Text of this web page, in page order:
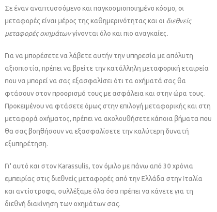
Σε έναν αναπτυσσόμενο και παγκοσμιοποιημένο κόσμο, οι
μεταφορές είναι μέρος της καθημερινότητας και οι διεθνείς
μεταφορές οχημάτωνγίνονται όλο και πιο αναγκαίες.
Για να μπορέσετε να λάβετε αυτήν την υπηρεσία με απόλυτη
αξιοπιστία, πρέπει να βρείτε την κατάλληλη μεταφορική εταιρεία
που να μπορεί να σας εξασφαλίσει ότι τα οχήματά σας θα
φτάσουν στον προορισμό τους με ασφάλεια και στην ώρα τους.
Προκειμένου να φτάσετε όμως στην επιλογή μεταφορικής και στη
μεταφορά οχήματος, πρέπει να ακολουθήσετε κάποια βήματα που
θα σας βοηθήσουν να εξασφαλίσετε την καλύτερη δυνατή
εξυπηρέτηση.
Γι' αυτό και στον Karassulis, τον όμιλο με πάνω από 30 χρόνια
εμπειρίας στις διεθνείς μεταφορές από την Ελλάδα στην Ιταλία
και αντίστροφα, συλλέξαμε όλα όσα πρέπει να κάνετε για τη
διεθνή διακίνηση των οχημάτων σας.